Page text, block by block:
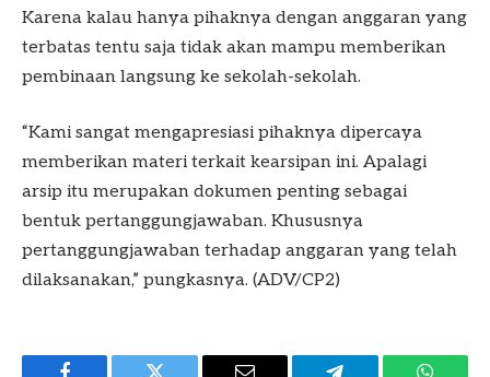
Karena kalau hanya pihaknya dengan anggaran yang
terbatas tentu saja tidak akan mampu memberikan
pembinaan langsung ke sekolah-sekolah.
“Kami sangat mengapresiasi pihaknya dipercaya
memberikan materi terkait kearsipan ini. Apalagi
arsip itu merupakan dokumen penting sebagai
bentuk pertanggungjawaban. Khususnya
pertanggungjawaban terhadap anggaran yang telah
dilaksanakan,” pungkasnya. (ADV/CP2)